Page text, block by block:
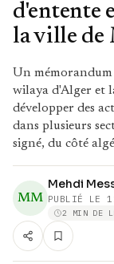
d'entente
la ville de
Un mémorandum
wilaya d'Alger et
développer des
dans plusieurs
signé, du côté
MM
Mehdi
PUBLIÉ LE
2 MIN DE